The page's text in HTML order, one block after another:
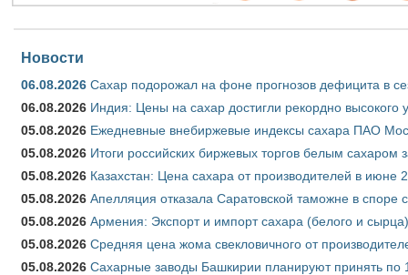
Новости
06.08.2026 Сахар подорожал на фоне прогнозов дефицита в
06.08.2026 Индия: Цены на сахар достигли рекордно высокого
05.08.2026 Ежедневные внебиржевые индексы сахара ПАО
05.08.2026 Итоги российских биржевых торгов белым сахаром
05.08.2026 Казахстан: Цена сахара от производителей в июне
05.08.2026 Апелляция отказала Саратовской таможне в
05.08.2026 Армения: Экспорт и импорт сахара (белого и
05.08.2026 Средняя цена жома свекловичного от
05.08.2026 Сахарные заводы Башкирии планируют принять по